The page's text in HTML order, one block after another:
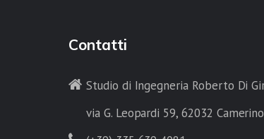
Contatti
Studio di Ingegneria Roberto Di
via G. Leopardi 59, 62032